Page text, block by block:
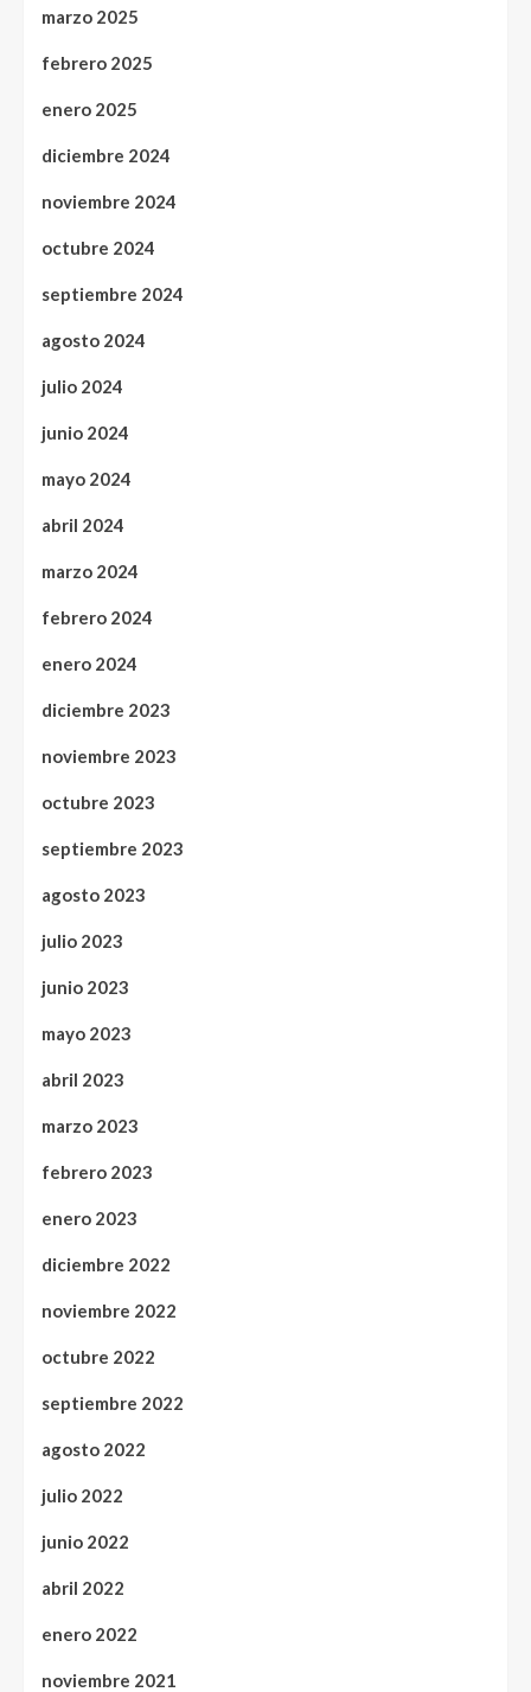
marzo 2025
febrero 2025
enero 2025
diciembre 2024
noviembre 2024
octubre 2024
septiembre 2024
agosto 2024
julio 2024
junio 2024
mayo 2024
abril 2024
marzo 2024
febrero 2024
enero 2024
diciembre 2023
noviembre 2023
octubre 2023
septiembre 2023
agosto 2023
julio 2023
junio 2023
mayo 2023
abril 2023
marzo 2023
febrero 2023
enero 2023
diciembre 2022
noviembre 2022
octubre 2022
septiembre 2022
agosto 2022
julio 2022
junio 2022
abril 2022
enero 2022
noviembre 2021